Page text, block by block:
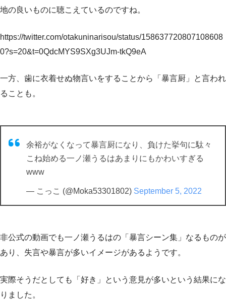
地の良いものに聴こえているのですね。
https://twitter.com/otakuninarisou/status/158637720807108608
0?s=20&t=0QdcMYS9SXg3UJm-tkQ9eA
一方、歯に衣着せぬ物言いをすることから「暴言厨」と言われ
ることも。
余裕がなくなって暴言厨になり、負けた挙句に駄々
こね始める一ノ瀬うるはあまりにもかわいすぎる
www
— こっこ (@Moka53301802) September 5, 2022
非公式の動画でも一ノ瀬うるはの「暴言シーン集」なるものが
あり、失言や暴言が多いイメージがあるようです。
実際そうだとしても「好き」という意見が多いという結果にな
りました。